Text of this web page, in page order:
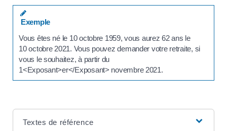
Exemple
Vous êtes né le 10 octobre 1959, vous aurez 62 ans le
10 octobre 2021. Vous pouvez demander votre retraite, si
vous le souhaitez, à partir du
1<Exposant>er</Exposant> novembre 2021.
Textes de référence